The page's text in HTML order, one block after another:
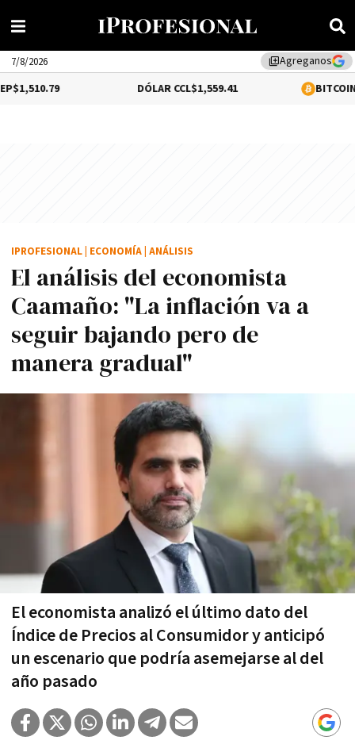
library_addAgreganos
7/8/2026
$1,559.41 -0.02%
El análisis del economista
Caamaño: "La inflación va a
seguir bajando pero de
manera gradual"
El economista analizó el último dato del
Índice de Precios al Consumidor y anticipó
un escenario que podría asemejarse al del
año pasado
IPROFESIONAL ECONOMÍA ANÁLISIS